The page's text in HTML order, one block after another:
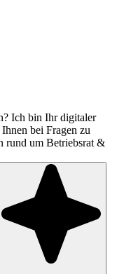
Ich bin Ihr digitaler
bei Fragen zu
rund um Betriebsrat &